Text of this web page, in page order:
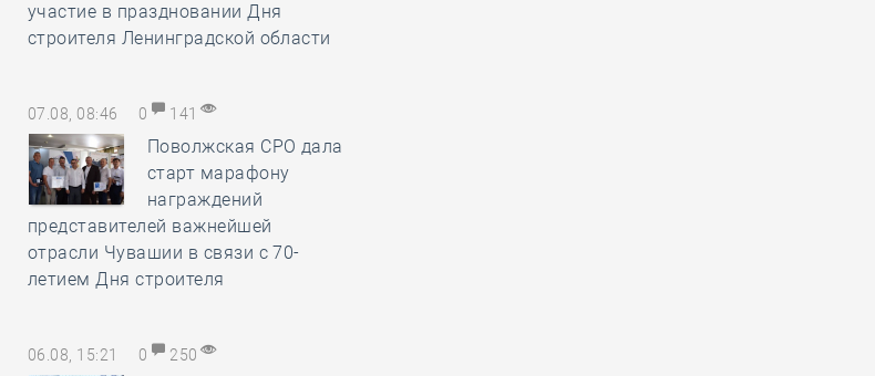
участие в праздновании Дня
строителя Ленинградской области
07.08, 08:46 0 141
Поволжская СРО дала
старт марафону
награждений
представителей важнейшей
отрасли Чувашии в связи с 70-
летием Дня строителя
06.08, 15:21 0 250